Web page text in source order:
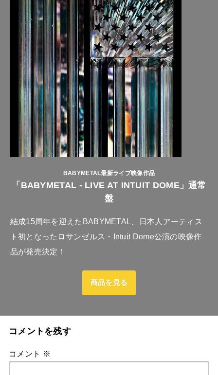
BABYMETAL最新ライブ映像作品
「BABYMETAL - LIVE AT INTUIT DOME」通常
盤
結成15周年を迎えたBABYMETAL、日本人アーティス
ト初となったロサンゼルス・Intuit Dome公演の映像作
品が発売決定！
商品を見る
コメントを残す
コメント ※